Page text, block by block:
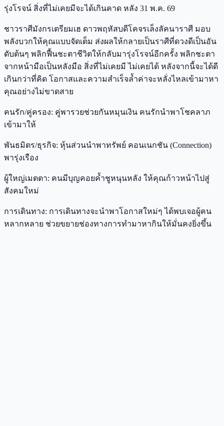
รุ่งโรจน์ สิ่งที่ไม่เคยมีจะได้เกินคาด หลัง 31 พ.ค. 69
ชาวราศีมังกรเตรียมเฮ ดาวพฤหัสบดีโคจรเล็งลัคนาราศี มอบ
พลังบวกให้คุณแบบจัดเต็ม ส่งผลให้กลายเป็นราศีที่ดวงดีเป็นอัน
ดับต้นๆ พลิกฟื้นชะตาชีวิตให้กลับมารุ่งโรจน์อีกครั้ง พลิกชะตา
จากหน้ามือเป็นหลังมือ สิ่งที่ไม่เคยมี ไม่เคยได้ หลังจากนี้จะได้ดี
เกินกว่าที่คิด โอกาสและความสำเร็จล้ำค่าจะหลั่งไหลเข้ามาหา
คุณอย่างไม่ขาดสาย
คนรัก/คู่ครอง: คู่พารวยช่วยกันหมุนเงิน คนรักนำพาโชคลาภ
เข้ามาให้
พันธมิตร/ธุรกิจ: หุ้นส่วนนำพาทรัพย์ คอนเนกชัน (Connection)
พารุ่งเรือง
ผู้ใหญ่เมตตา: คนมีบุญคอยค้ำชูหนุนหลัง ให้คุณก้าวหน้าไปสู่
สังคมใหม่
การเดินทาง: การเดินทางจะนำพาโอกาสใหม่ๆ ได้พบเจอผู้คน
หลากหลาย ช่วยขยายช่องทางการทำมาหากินให้มั่นคงยิ่งขึ้น